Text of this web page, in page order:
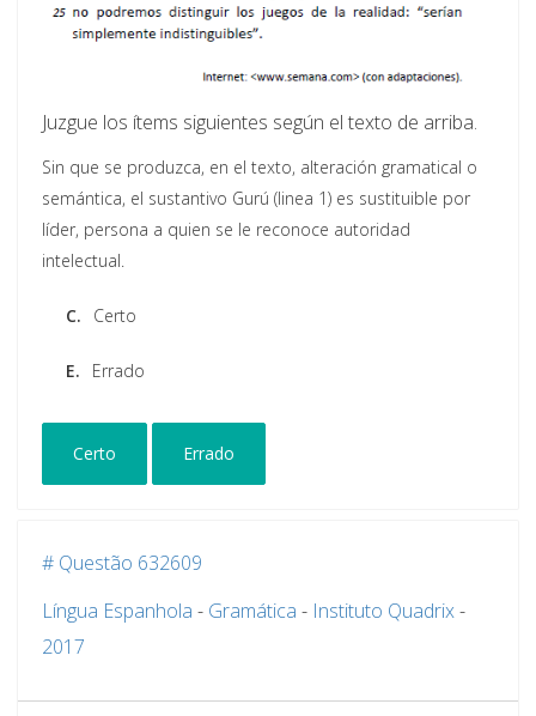
Juzgue los ítems siguientes según el texto de arriba.
Sin que se produzca, en el texto, alteración gramatical o
semántica, el sustantivo Gurú (linea 1) es sustituible por
líder, persona a quien se le reconoce autoridad
intelectual.
C. Certo
E. Errado
Certo Errado
# Questão 632609
Língua Espanhola - Gramática - Instituto Quadrix-
2017